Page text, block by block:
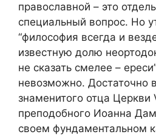
православной – это
специальный вопрос. Но
“философия всегда и
известную долю
не сказать смелее –
невозможно. Достаточно
знаменитого отца Церкви
преподобного Иоанна
своем фундаментальном